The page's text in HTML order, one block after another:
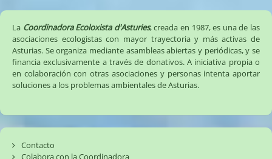
La Coordinadora Ecoloxista d'Asturies, creada en 1987, es una de las
asociaciones ecologistas con mayor trayectoria y más activas de
Asturias. Se organiza mediante asambleas abiertas y periódicas, y se
financia exclusivamente a través de donativos. A iniciativa propia o
en colaboración con otras asociaciones y personas intenta aportar
soluciones a los problemas ambientales de Asturias.
Contacto
Colabora con la Coordinadora